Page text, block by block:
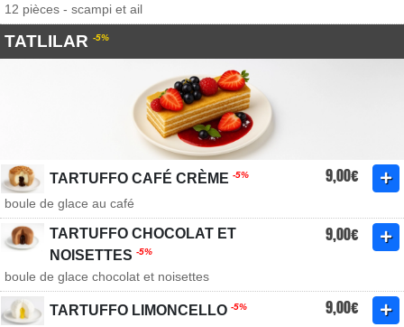
12 pièces - scampi et ail
TATLILAR -5%
TARTUFFO CAFÉ CRÈME -5% 9,00€
boule de glace au café
TARTUFFO CHOCOLAT ET
NOISETTES -5%
9,00€
boule de glace chocolat et noisettes
TARTUFFO LIMONCELLO -5% 9,00€